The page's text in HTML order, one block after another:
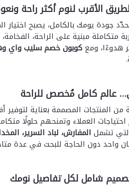
الأقرب لنوم أكثر راحة
جودة يومك بالكامل، يصبح
متكاملة مبنية على الراحة،
هدوءًا، ومعكوبون خصم سليب واي
عالم كامل مُخصص للراحة
المنتجات المصممة بعناية
العملاء وتمنحهم حلولًا
تشمل المفارش، لباد السرير،
واحد دون الحاجة للبحث في عدة
شامل لكل تفاصيل نومك